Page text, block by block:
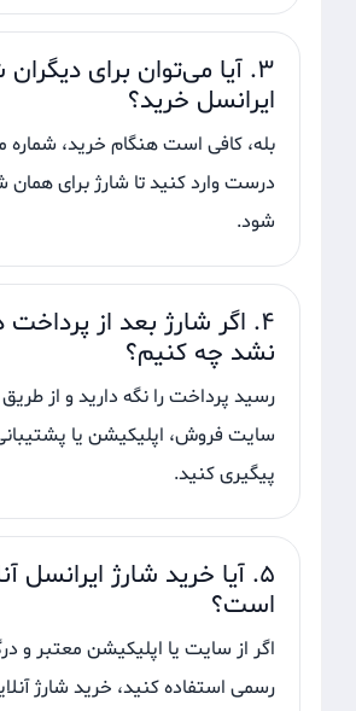
۳. آیا می‌توان برای دیگران
ایرانسل خرید؟
بله، کافی است هنگام خرید، شماره
درست وارد کنید تا شارژ برای همان
شود.
۴. اگر شارژ بعد از
نشد چه کنیم؟
رسید پرداخت را نگه دارید و از
سایت فروش، اپلیکیشن یا
پیگیری کنید.
۵. آیا خرید شارژ ایرانسل
است؟
اگر از سایت یا اپلیکیشن معتبر و
رسمی استفاده کنید، خرید شارژ